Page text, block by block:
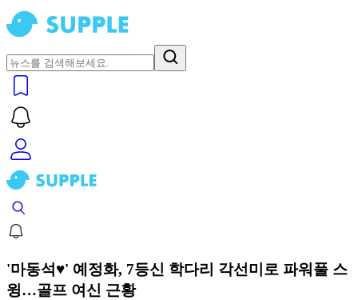
'마동석♥' 예정화, 7등신 학다리 각선미로 파워풀 스
윙…골프 여신 근황